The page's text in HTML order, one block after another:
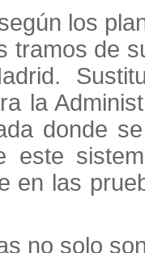
los
tramos de
la
donde
este
en las
no solo